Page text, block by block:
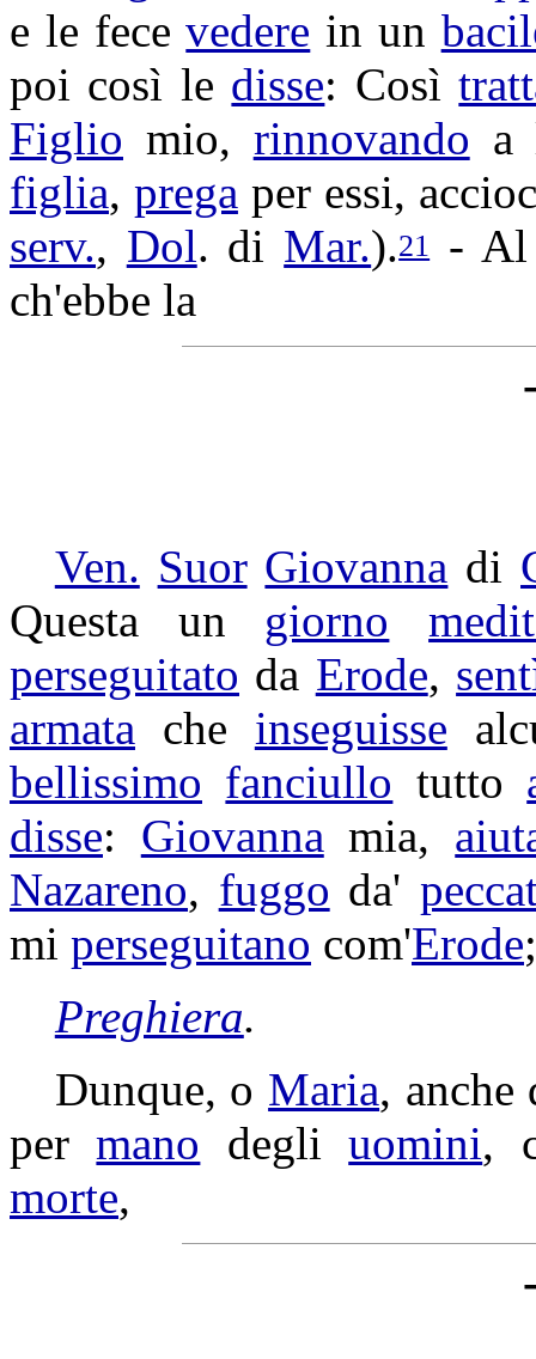
e le fecevedere in un
poi così le disse: Così
Figlio mio, rinnovando
figlia, prega per essi,
serv., Dol. di Mar.).21- Al
ch'ebbe la
Ven. Suor Giovanna di
Questa un giorno
perseguitato da Erode,
armata che inseguisse
bellissimo fanciullo tutto
disse: Giovanna mia,
Nazareno, fuggo da'
mi perseguitano com'Erode
Preghiera.
Dunque, o Maria, anche
permano degliuomini,
morte,